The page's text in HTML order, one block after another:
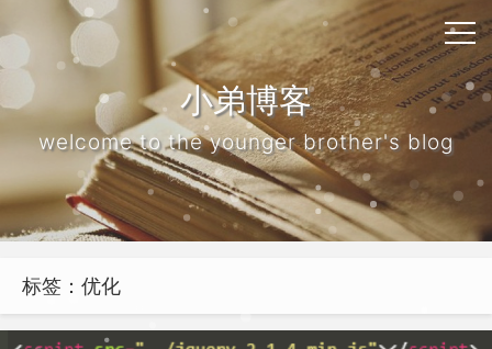
小弟博客
welcome to the younger brother's blog
标签：优化